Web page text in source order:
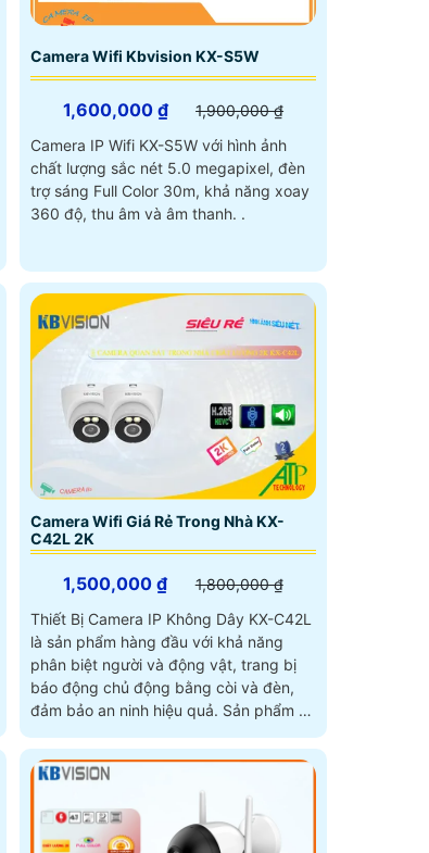
Camera Wifi Kbvision KX-S5W
1,600,000 ₫
1,900,000 ₫
Camera IP Wifi KX-S5W với hình ảnh
chất lượng sắc nét 5.0 megapixel, đèn
trợ sáng Full Color 30m, khả năng xoay
360 độ, thu âm và âm thanh. .
Camera Wifi Giá Rẻ Trong Nhà KX-
C42L 2K
1,500,000 ₫
1,800,000 ₫
Thiết Bị Camera IP Không Dây KX-C42L
là sản phẩm hàng đầu với khả năng
phân biệt người và động vật, trang bị
báo động chủ động bằng còi và đèn,
đảm bảo an ninh hiệu quả. Sản phẩm có